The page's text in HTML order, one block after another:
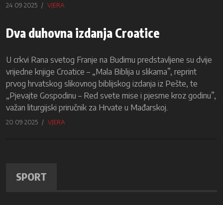
24 09 2025 VJERA
Dva duhovna izdanja Croatice
U crkvi Rana svetog Franje na Budimu predstavljene su dvije
vrijedne knjige Croatice – „Mala Biblija u slikama”, reprint
prvog hrvatskog slikovnog biblijskog izdanja iz Pešte, te
„Pjevajte Gospodinu – Red svete mise i pjesme kroz godinu”,
važan liturgijski priručnik za Hrvate u Mađarskoj.
20 09 2025 VJERA
SPORT